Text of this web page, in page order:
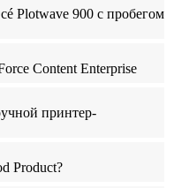
Plotwave 900 с пробегом
Content Enterprise
принтер-
Product?